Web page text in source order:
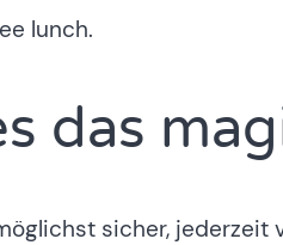
lunch.
das
sicher,